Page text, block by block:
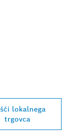
lokalnega
trgovca